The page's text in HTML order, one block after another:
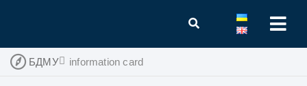
БДМУ information card